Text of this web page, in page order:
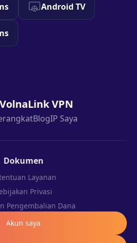
Android TV
VolnaLink VPN
BlogIP Saya
Dokumen
Layanan
Privasi
Pengembalian Dana
Akun saya